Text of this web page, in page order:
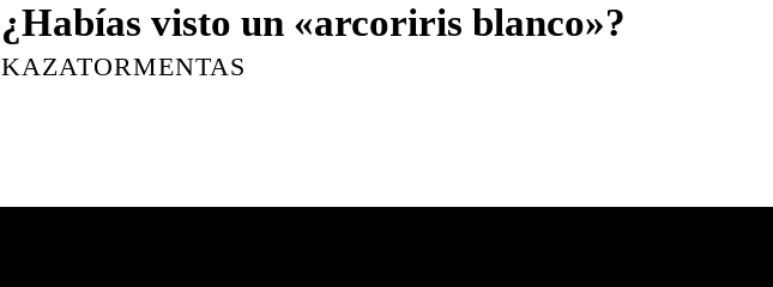
¿Habías visto un «arcoriris blanco»?
KAZATORMENTAS